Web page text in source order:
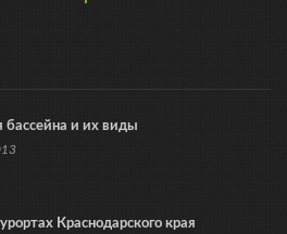
бассейна и их виды
Краснодарского края